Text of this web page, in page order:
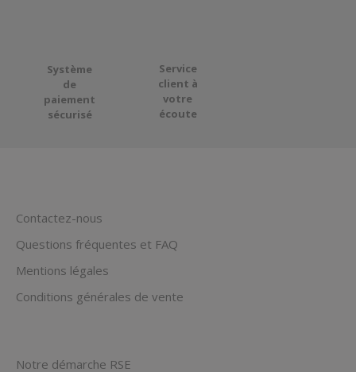
Système
de
paiement
sécurisé
Service
client à
votre
écoute
Contactez-nous
Questions fréquentes et FAQ
Mentions légales
Conditions générales de vente
Notre démarche RSE